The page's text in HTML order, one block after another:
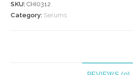
SKU: CHI0312
Category: Serums